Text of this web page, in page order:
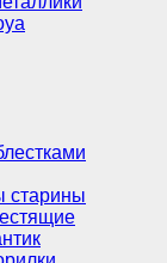
старины